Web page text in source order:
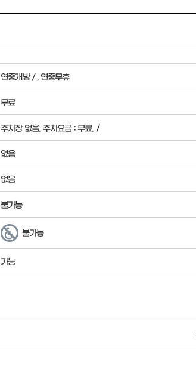
연중개방 / , 연중무휴
무료
주차장 없음. 주차요금 : 무료. /
없음
없음
불가능
불가능
가능